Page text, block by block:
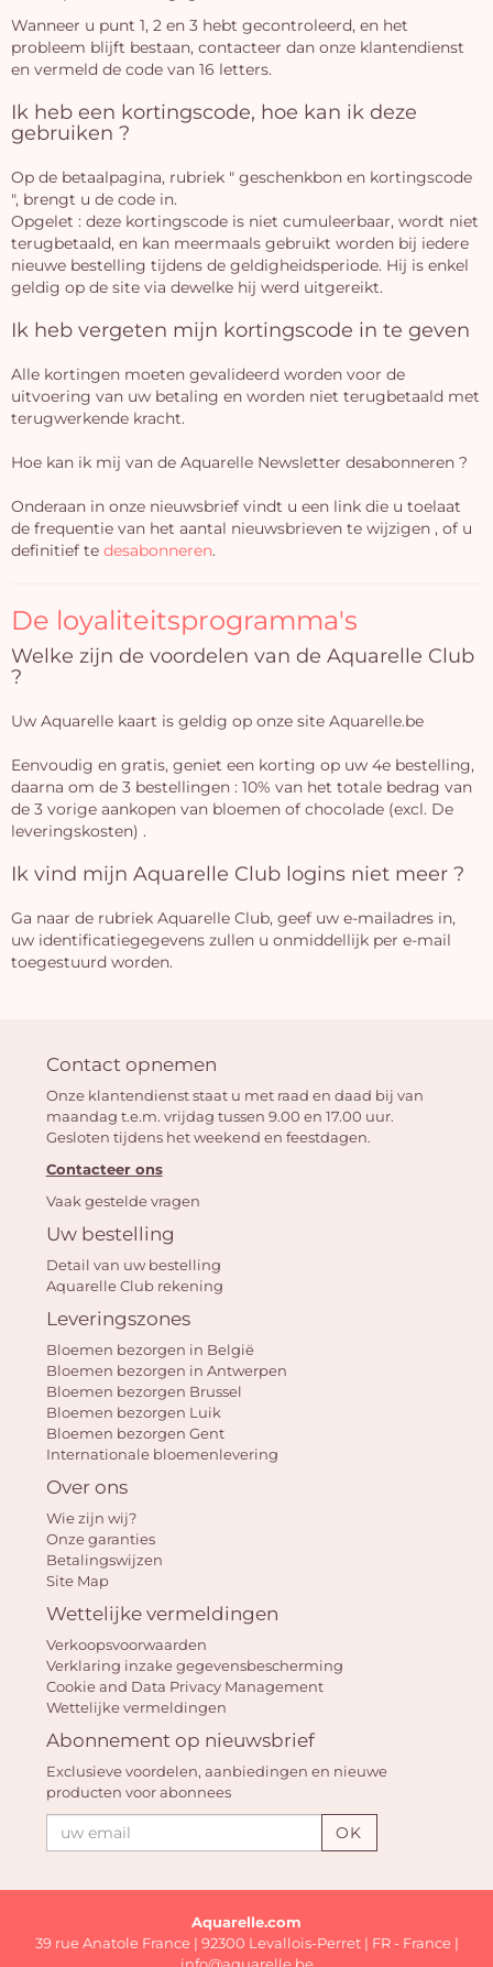
Wanneer u punt 1, 2 en 3 hebt gecontroleerd, en het
probleem blijft bestaan, contacteer dan onze klantendienst
en vermeld de code van 16 letters.
Ik heb een kortingscode, hoe kan ik deze
gebruiken ?
Op de betaalpagina, rubriek " geschenkbon en kortingscode
", brengt u de code in.
Opgelet : deze kortingscode is niet cumuleerbaar, wordt niet
terugbetaald, en kan meermaals gebruikt worden bij iedere
nieuwe bestelling tijdens de geldigheidsperiode. Hij is enkel
geldig op de site via dewelke hij werd uitgereikt.
Ik heb vergeten mijn kortingscode in te geven
Alle kortingen moeten gevalideerd worden voor de
uitvoering van uw betaling en worden niet terugbetaald met
terugwerkende kracht.
Hoe kan ik mij van de Aquarelle Newsletter desabonneren ?
Onderaan in onze nieuwsbrief vindt u een link die u toelaat
de frequentie van het aantal nieuwsbrieven te wijzigen , of u
definitief te desabonneren.
De loyaliteitsprogramma's
Welke zijn de voordelen van de Aquarelle Club
?
Uw Aquarelle kaart is geldig op onze site Aquarelle.be
Eenvoudig en gratis, geniet een korting op uw 4e bestelling,
daarna om de 3 bestellingen : 10% van het totale bedrag van
de 3 vorige aankopen van bloemen of chocolade (excl. De
leveringskosten) .
Ik vind mijn Aquarelle Club logins niet meer ?
Ga naar de rubriek Aquarelle Club, geef uw e-mailadres in,
uw identificatiegegevens zullen u onmiddellijk per e-mail
toegestuurd worden.
Contact opnemen
Onze klantendienst staat u met raad en daad bij van
maandag t.e.m. vrijdag tussen 9.00 en 17.00 uur.
Gesloten tijdens het weekend en feestdagen.
Contacteer ons
Vaak gestelde vragen
Uw bestelling
Detail van uw bestelling
Aquarelle Club rekening
Leveringszones
Bloemen bezorgen in België
Bloemen bezorgen in Antwerpen
Bloemen bezorgen Brussel
Bloemen bezorgen Luik
Bloemen bezorgen Gent
Internationale bloemenlevering
Over ons
Wie zijn wij?
Onze garanties
Betalingswijzen
Site Map
Wettelijke vermeldingen
Verkoopsvoorwaarden
Verklaring inzake gegevensbescherming
Cookie and Data Privacy Management
Wettelijke vermeldingen
Abonnement op nieuwsbrief
Exclusieve voordelen, aanbiedingen en nieuwe
producten voor abonnees
OK
Aquarelle.com
39 rue Anatole France | 92300 Levallois-Perret | FR - France |